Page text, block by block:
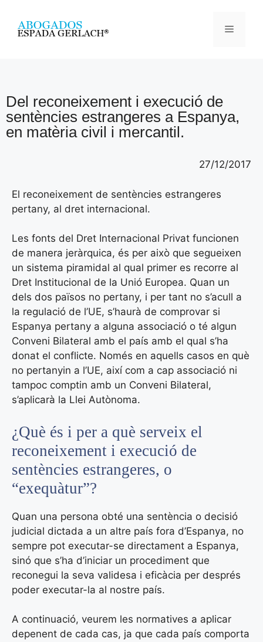
Del reconeixement i execució de
sentències estrangeres a Espanya,
en matèria civil i mercantil.
27/12/2017
El reconeixement de sentències estrangeres
pertany, al dret internacional.
Les fonts del Dret Internacional Privat funcionen
de manera jeràrquica, és per això que segueixen
un sistema piramidal al qual primer es recorre al
Dret Institucional de la Unió Europea. Quan un
dels dos països no pertany, i per tant no s’acull a
la regulació de l’UE, s’haurà de comprovar si
Espanya pertany a alguna associació o té algun
Conveni Bilateral amb el país amb el qual s’ha
donat el conflicte. Només en aquells casos en què
no pertanyin a l’UE, així com a cap associació ni
tampoc comptin amb un Conveni Bilateral,
s’aplicarà la Llei Autònoma.
¿Què és i per a què serveix el
reconeixement i execució de
sentències estrangeres, o
“exequàtur”?
Quan una persona obté una sentència o decisió
judicial dictada a un altre país fora d’Espanya, no
sempre pot executar-se directament a Espanya,
sinó que s’ha d’iniciar un procediment que
reconegui la seva validesa i eficàcia per després
poder executar-la al nostre país.
A continuació, veurem les normatives a aplicar
depenent de cada cas, ja que cada país comporta